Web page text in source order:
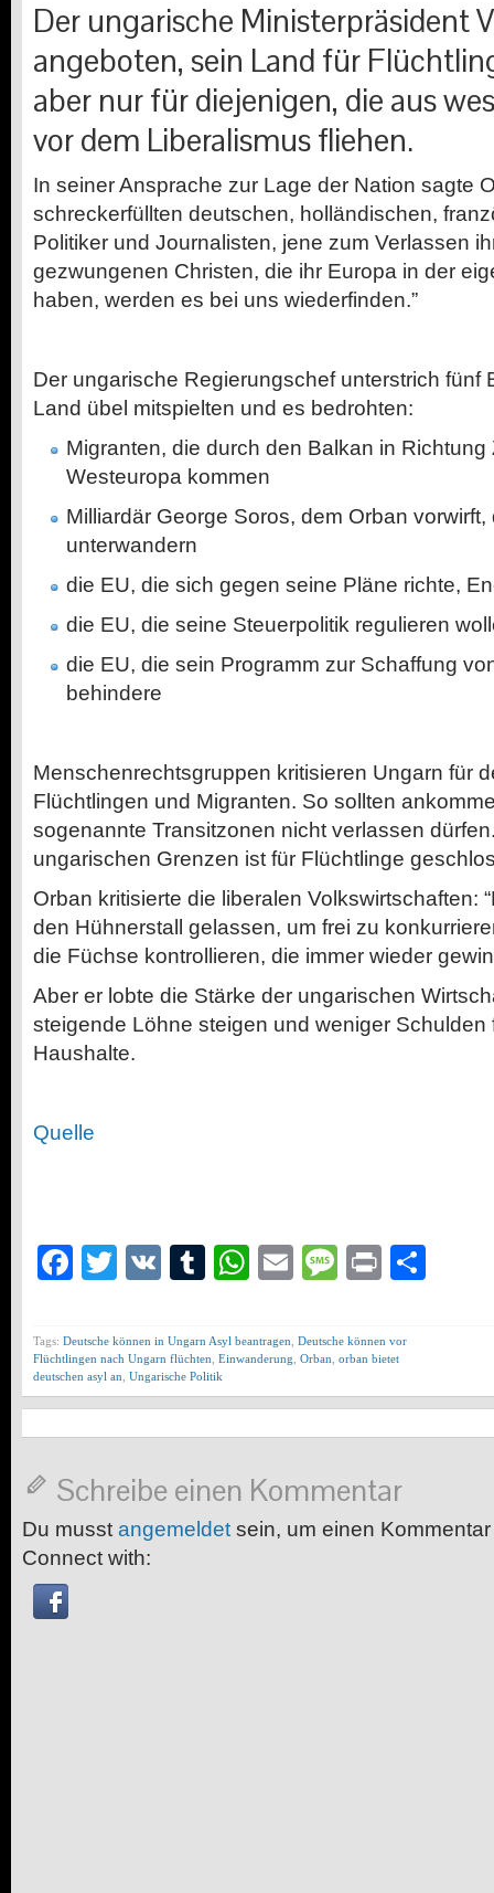
Der ungarische Ministerpräsident
angeboten, sein Land für
aber nur für diejenigen, die aus
vor dem Liberalismus fliehen.
In seiner Ansprache zur Lage der Nation sagte
schreckerfüllten deutschen, holländischen,
Politiker und Journalisten, jene zum Verlassen
gezwungenen Christen, die ihr Europa in der
haben, werden es bei uns wiederfinden.”
Der ungarische Regierungschef unterstrich fünf
Land übel mitspielten und es bedrohten:
Migranten, die durch den Balkan in Richtung
Westeuropa kommen
Milliardär George Soros, dem Orban
unterwandern
die EU, die sich gegen seine Pläne richte,
die EU, die seine Steuerpolitik regulieren
die EU, die sein Programm zur Schaffung
behindere
Menschenrechtsgruppen kritisieren Ungarn für
Flüchtlingen und Migranten. So sollten
sogenannte Transitzonen nicht verlassen
ungarischen Grenzen ist für Flüchtlinge
Orban kritisierte die liberalen Volkswirtschaften:
den Hühnerstall gelassen, um frei zu
die Füchse kontrollieren, die immer wieder
Aber er lobte die Stärke der ungarischen
steigende Löhne steigen und weniger Schulden
Haushalte.
Quelle
Facebook
Twitter
VK Tumblr
WhatsApp
EmailMessage
Print
Tags: Deutsche können in Ungarn Asyl beantragen, Deutsche können vor
Flüchtlingen nach Ungarn flüchten, Einwanderung, Orban, orban bietet
deutschen asyl an, Ungarische Politik
Schreibe einen Kommentar
Du musst angemeldet sein, um einen
Connect with: